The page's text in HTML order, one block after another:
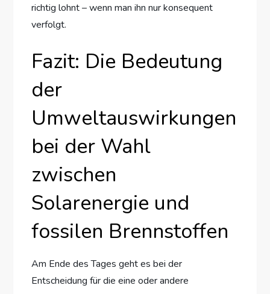
richtig lohnt – wenn man ihn nur konsequent
verfolgt.
Fazit: Die Bedeutung
der
Umweltauswirkungen
bei der Wahl
zwischen
Solarenergie und
fossilen Brennstoffen
Am Ende des Tages geht es bei der
Entscheidung für die eine oder andere